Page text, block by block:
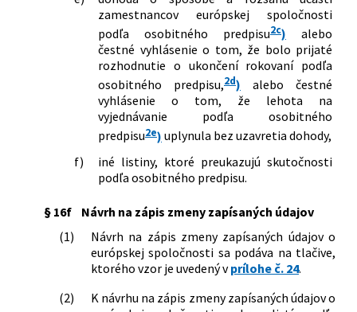
zamestnancov európskej spoločnosti
podľa osobitného predpisu2c) alebo
čestné vyhlásenie o tom, že bolo prijaté
rozhodnutie o ukončení rokovaní podľa
osobitného predpisu,2d) alebo čestné
vyhlásenie o tom, že lehota na
vyjednávanie podľa osobitného
predpisu2e) uplynula bez uzavretia dohody,
f)
iné listiny, ktoré preukazujú skutočnosti
podľa osobitného predpisu.
§ 16f
Návrh na zápis zmeny zapísaných údajov
(1)
Návrh na zápis zmeny zapísaných údajov o
európskej spoločnosti sa podáva na tlačive,
ktorého vzor je uvedený vprílohe č. 24.
(2)
K návrhu na zápis zmeny zapísaných údajov o